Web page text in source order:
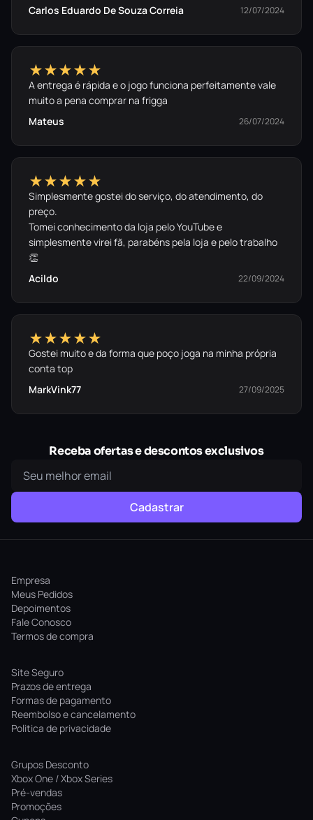
Carlos Eduardo De Souza Correia
12/07/2024
★★★★★
A entrega é rápida e o jogo funciona perfeitamente vale
muito a pena comprar na frigga
Mateus
26/07/2024
★★★★★
Simplesmente gostei do serviço, do atendimento, do
preço.
Tomei conhecimento da loja pelo YouTube e
simplesmente virei fã, parabéns pela loja e pelo trabalho
👏
Acildo
22/09/2024
★★★★★
Gostei muito e da forma que poço joga na minha própria
conta top
MarkVink77
27/09/2025
Receba ofertas e descontos exclusivos
Cadastrar
Empresa
Meus Pedidos
Depoimentos
Fale Conosco
Termos de compra
Site Seguro
Prazos de entrega
Formas de pagamento
Reembolso e cancelamento
Politica de privacidade
Grupos Desconto
Xbox One / Xbox Series
Pré-vendas
Promoções